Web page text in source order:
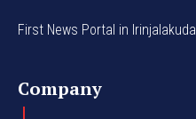
First News Portal in Irinjalakuda.
Company